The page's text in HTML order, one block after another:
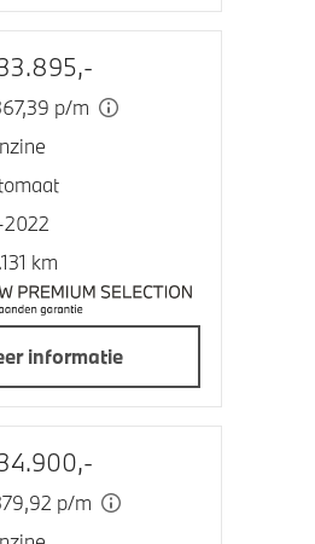
p/m
km
informatie
p/m